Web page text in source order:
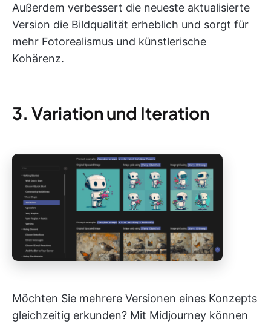
Außerdem verbessert die neueste aktualisierte
Version die Bildqualität erheblich und sorgt für
mehr Fotorealismus und künstlerische
Kohärenz.
3. Variation und Iteration
Möchten Sie mehrere Versionen eines Konzepts
gleichzeitig erkunden? Mit Midjourney können